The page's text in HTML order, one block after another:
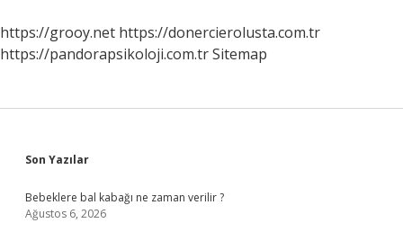
Mı
https://grooy.net https://donercierolusta.com.tr
https://pandorapsikoloji.com.trSitemap
Sidebar
Son Yazılar
Bebeklere bal kabağı ne zaman verilir ?
Ağustos 6, 2026